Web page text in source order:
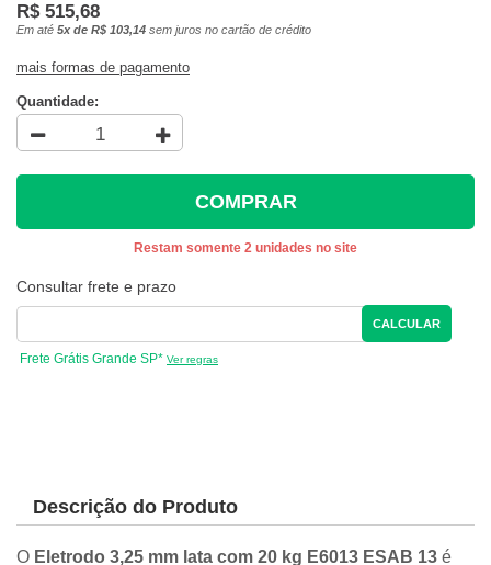
R$ 515,68
Em até 5x de R$ 103,14 sem juros no cartão de crédito
mais formas de pagamento
Quantidade:
COMPRAR
Restam somente 2 unidades no site
Consultar frete e prazo
CALCULAR
Frete Grátis Grande SP* Ver regras
Descrição do Produto
O Eletrodo 3,25 mm lata com 20 kg E6013 ESAB 13 é